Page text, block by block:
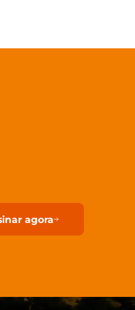
agora